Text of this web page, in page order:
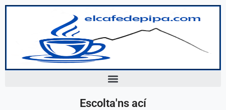
Escolta'ns ací